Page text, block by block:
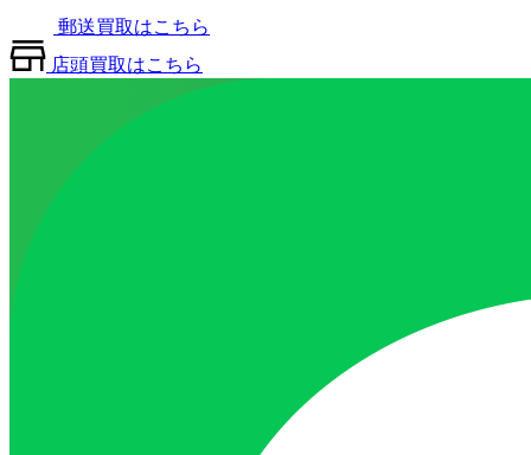
郵送買取はこちら
店頭買取はこちら